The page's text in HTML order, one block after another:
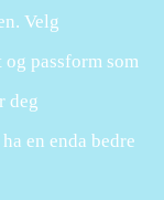
Velg
passform som
deg
en enda bedre